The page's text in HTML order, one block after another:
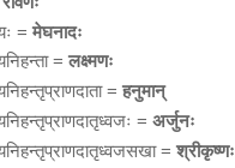
= मेघनादः
= लक्ष्मणः
= हनुमान्
= अर्जुनः
= श्रीकृष्णः